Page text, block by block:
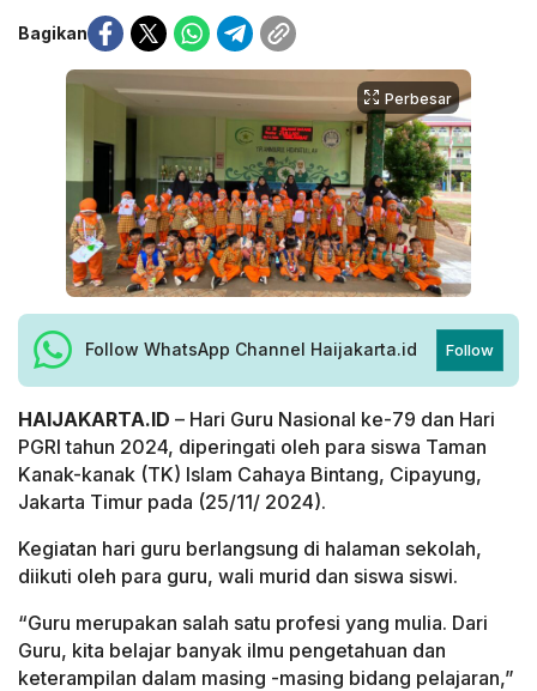
Bagikan
Perbesar
Follow WhatsApp Channel Haijakarta.id Follow
HAIJAKARTA.ID – Hari Guru Nasional ke-79 dan Hari
PGRI tahun 2024, diperingati oleh para siswa Taman
Kanak-kanak (TK) Islam Cahaya Bintang, Cipayung,
Jakarta Timur pada (25/11/ 2024).
Kegiatan hari guru berlangsung di halaman sekolah,
diikuti oleh para guru, wali murid dan siswa siswi.
“Guru merupakan salah satu profesi yang mulia. Dari
Guru, kita belajar banyak ilmu pengetahuan dan
keterampilan dalam masing -masing bidang pelajaran,”